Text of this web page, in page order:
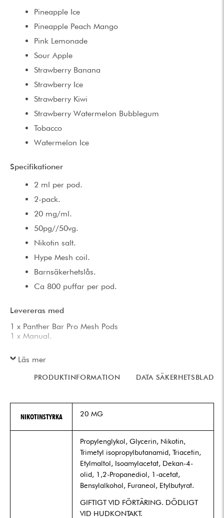
Pineapple Ice
Pineapple Peach Mango
Pink Lemonade
Sour Apple
Strawberry Banana
Strawberry Ice
Strawberry Kiwi
Strawberry Watermelon Bubblegum
Tobacco
Watermelon Ice
Specifikationer
2 ml per pod.
2-pack.
20 mg/ml.
50pg//50vg.
Nikotin salt.
Hype Mesh coil.
Barnsäkerhetslås.
Ca 800 puffar per pod.
Levereras med
1 x Panther Bar Pro Mesh Pods
1 x Manual.
Läs mer
PRODUKTINFORMATION DATA SÄKERHETSBLAD
NIKOTINSTYRKA 20 MG
Propylenglykol, Glycerin, Nikotin,
Trimetyl isopropylbutanamid, Triacetin,
Etylmaltol, Isoamylacetat, Dekan-4-
olid, 1,2-Propanediol, 1-acetat,
Bensylalkohol, Furaneol, Etylbutyrat.
GIFTIGT VID FÖRTÄRING. DÖDLIGT
VID HUDKONTAKT.